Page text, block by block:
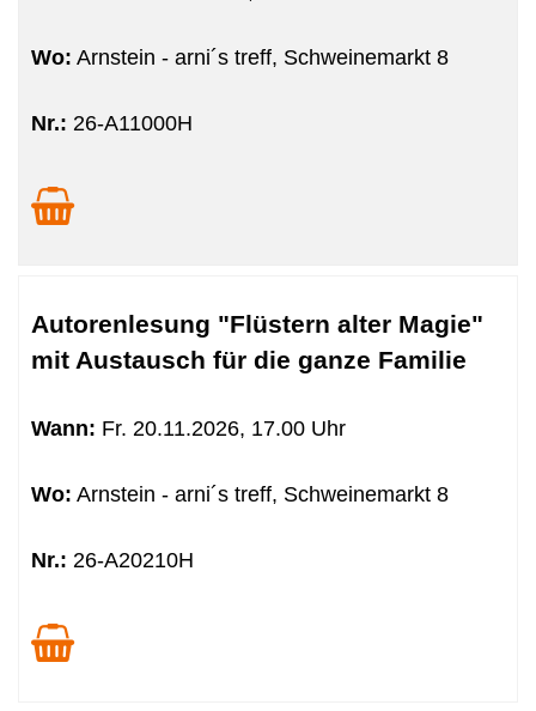
Wo: Arnstein - arni´s treff, Schweinemarkt 8
Nr.: 26-A11000H
Autorenlesung "Flüstern alter Magie"
mit Austausch für die ganze Familie
Wann: Fr. 20.11.2026, 17.00 Uhr
Wo: Arnstein - arni´s treff, Schweinemarkt 8
Nr.: 26-A20210H